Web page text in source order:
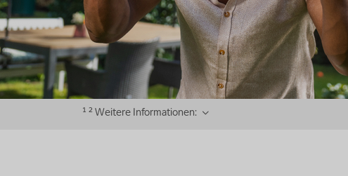
¹ ² Weitere Informationen: